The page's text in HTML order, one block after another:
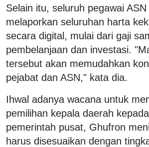
Selain itu, seluruh pegawai
melaporkan seluruhan harta
secara digital, mulai dari gaji
pembelanjaan dan investasi.
tersebut akan memudahkan
pejabat dan ASN," kata dia.
Ihwal adanya wacana untuk
pemilihan kepala daerah
pemerintah pusat, Ghufron
harus disesuaikan dengan